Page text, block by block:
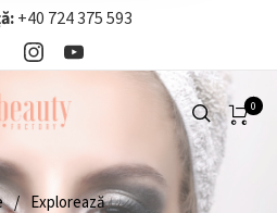
+40 724 375 593‬
0
/ Explorează